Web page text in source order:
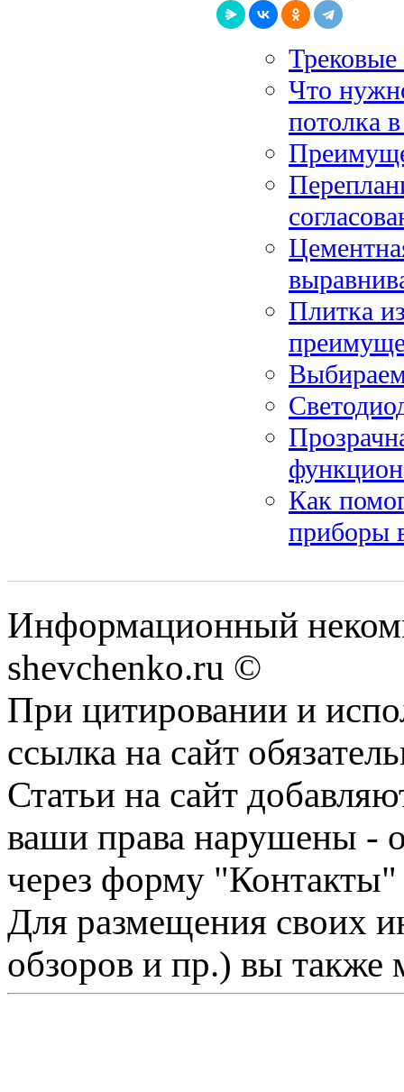
Трековые
Что
потолка
Плитка
Как
приборы
Информационный
shevchenko.ru ©
При цитировании и
ссылка на сайт
Статьи на сайт
ваши права нарушены -
через форму "Контакты"
Для размещения своих
обзоров и пр.) вы также